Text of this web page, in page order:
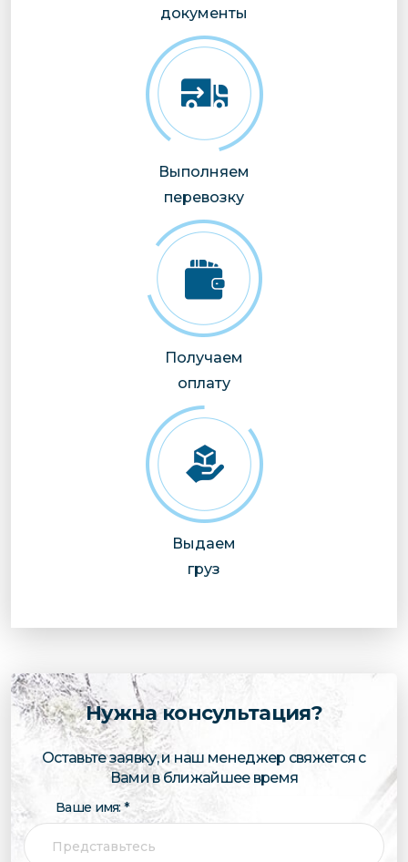
документы
Выполняем
перевозку
Получаем
оплату
Выдаем
груз
Нужна консультация?
Оставьте заявку, и наш менеджер свяжется с
Вами в ближайшее время
Ваше имя: *